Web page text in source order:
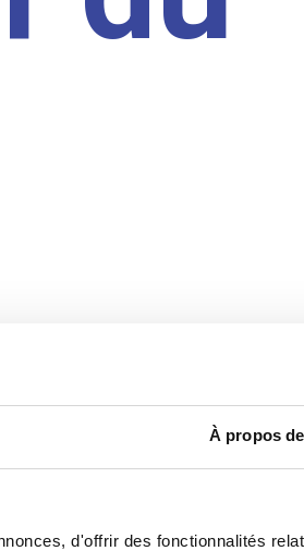
À propos
d'offrir des fonctionnalités